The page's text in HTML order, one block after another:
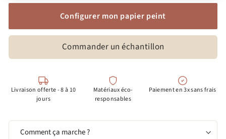
Configurer mon papier peint
Commander un échantillon
Livraison offerte - 8 à 10
jours
Matériaux éco-
responsables
Paiement en 3x sans frais
Comment ça marche ?